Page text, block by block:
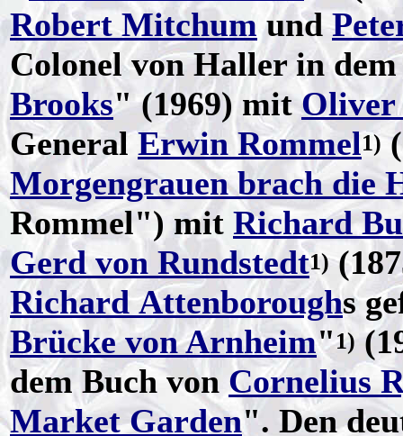
Robert Mitchumund
Colonel von Haller in
Brooks" (1969) mitOliver
GeneralErwin Rommel1)
Morgengrauen brach die
Rommel") mit Richard
Gerd von Rundstedt1)
Richard Attenboroughs
Brücke von Arnheim"1)
dem Buch von Cornelius
Market Garden". Den